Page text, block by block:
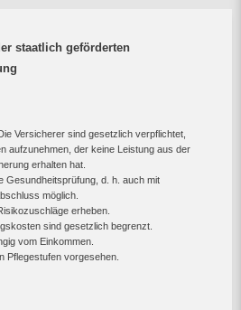
staatlich geförderten
Versicherer sind gesetzlich verpflichtet,
aufzunehmen, der keine Leistung aus der
erhalten hat.
Gesundheitsprüfung, d. h. auch mit
möglich.
erheben.
sind gesetzlich begrenzt.
vom Einkommen.
Pflegestufen vorgesehen.